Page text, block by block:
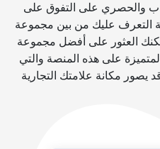
والحصري على التفوق على
التعرف عليك من بين مجموعة
العثور على أفضل مجموعة
على هذه المنصة والتي